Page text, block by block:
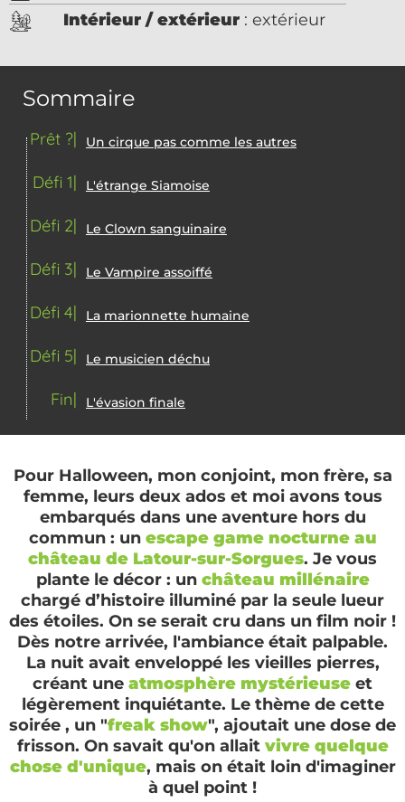
Intérieur / extérieur : extérieur
Sommaire
Prêt ? Un cirque pas comme les autres
Défi 1 L'étrange Siamoise
Défi 2 Le Clown sanguinaire
Défi 3 Le Vampire assoiffé
Défi 4 La marionnette humaine
Défi 5 Le musicien déchu
Fin L'évasion finale
Pour Halloween, mon conjoint, mon frère, sa
femme, leurs deux ados et moi avons tous
embarqués dans une aventure hors du
commun : un escape game nocturne au
château de Latour-sur-Sorgues. Je vous
plante le décor : un château millénaire
chargé d’histoire illuminé par la seule lueur
des étoiles. On se serait cru dans un film noir !
Dès notre arrivée, l'ambiance était palpable.
La nuit avait enveloppé les vieilles pierres,
créant une atmosphère mystérieuse et
légèrement inquiétante. Le thème de cette
soirée , un "freak show", ajoutait une dose de
frisson. On savait qu'on allait vivre quelque
chose d'unique, mais on était loin d'imaginer
à quel point !